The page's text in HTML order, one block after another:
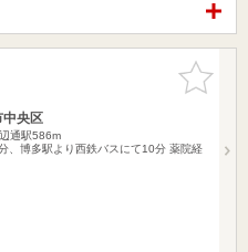
お気に入
りに追加
中央区
通駅586m
、博多駅より西鉄バスにて10分 薬院経